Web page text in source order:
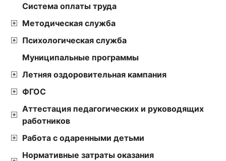
Cистема оплаты труда
Методическая служба
Психологическая служба
Муниципальные программы
Летняя оздоровительная кампания
ФГОС
Аттестация педагогических и руководящих
работников
Работа с одаренными детьми
Нормативные затраты оказания